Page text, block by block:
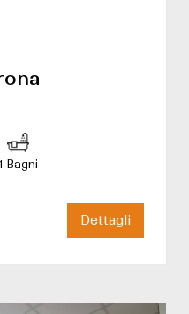
Bagni
Dettagli